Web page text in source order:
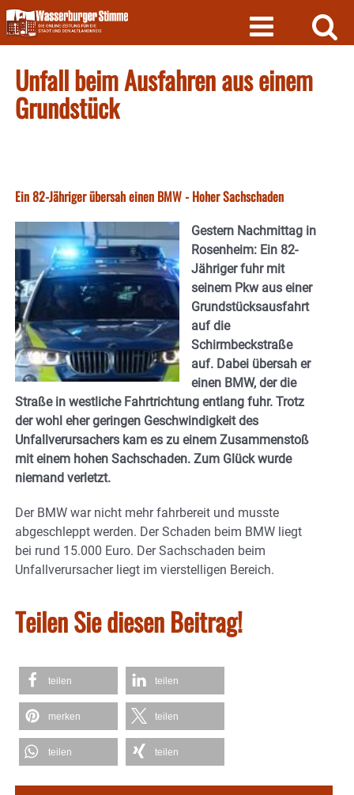
Skip
to
content
Unfall beim Ausfahren aus einem
Grundstück
Ein 82-Jähriger übersah einen BMW - Hoher Sachschaden
Gestern Nachmittag in
Rosenheim: Ein 82-
Jähriger fuhr mit
seinem Pkw aus einer
Grundstücksausfahrt
auf die
Schirmbeckstraße
auf. Dabei übersah er
einen BMW, der die
Straße in westliche Fahrtrichtung entlang fuhr. Trotz
der wohl eher geringen Geschwindigkeit des
Unfallverursachers kam es zu einem Zusammenstoß
mit einem hohen Sachschaden. Zum Glück wurde
niemand verletzt.
Der BMW war nicht mehr fahrbereit und musste
abgeschleppt werden. Der Schaden beim BMW liegt
bei rund 15.000 Euro. Der Sachschaden beim
Unfallverursacher liegt im vierstelligen Bereich.
Teilen Sie diesen Beitrag!
teilen teilen
merken teilen
teilen teilen